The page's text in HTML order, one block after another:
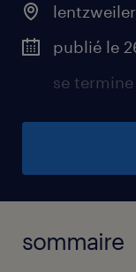
publié le
se
sommaire